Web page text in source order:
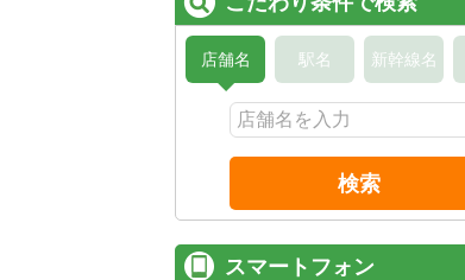
店舗名 駅名 新幹線名
検索
スマートフォン